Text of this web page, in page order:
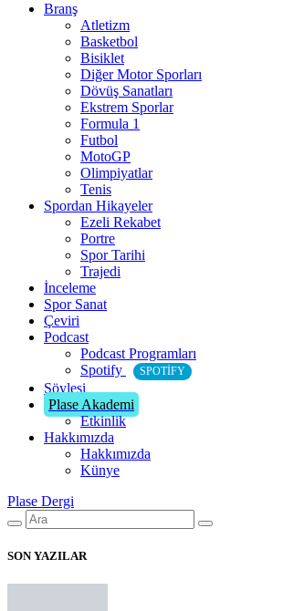
Branş
Atletizm
Basketbol
Bisiklet
Diğer Motor Sporları
Dövüş Sanatları
Ekstrem Sporlar
Formula 1
Futbol
MotoGP
Olimpiyatlar
Tenis
Spordan Hikayeler
Ezeli Rekabet
Portre
Spor Tarihi
Trajedi
İnceleme
Spor Sanat
Çeviri
Podcast
Podcast Programları
Spotify
SPOTIFY
Söyleşi
Plase Akademi
Etkinlik
Hakkımızda
Hakkımızda
Künye
Plase Dergi
SON YAZILAR